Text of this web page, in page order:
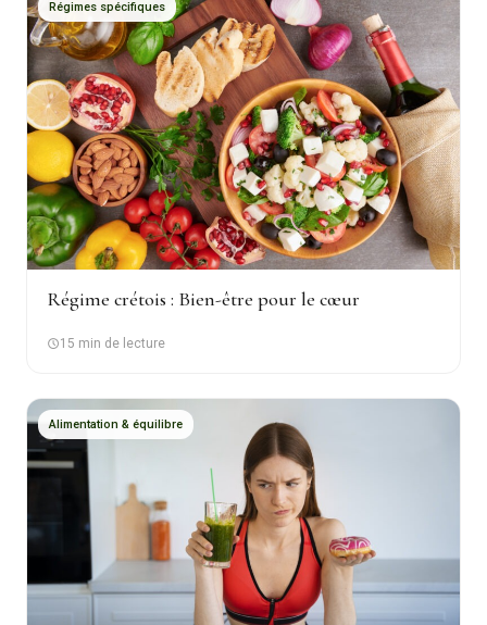
Régimes spécifiques
Régime crétois : Bien-être pour le cœur
15 min de lecture
Alimentation & équilibre